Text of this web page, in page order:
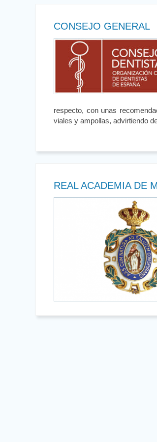
CONSEJO GENERAL
respecto, con unas
viales y ampollas, advirtiendo
REAL ACADEMIA DE